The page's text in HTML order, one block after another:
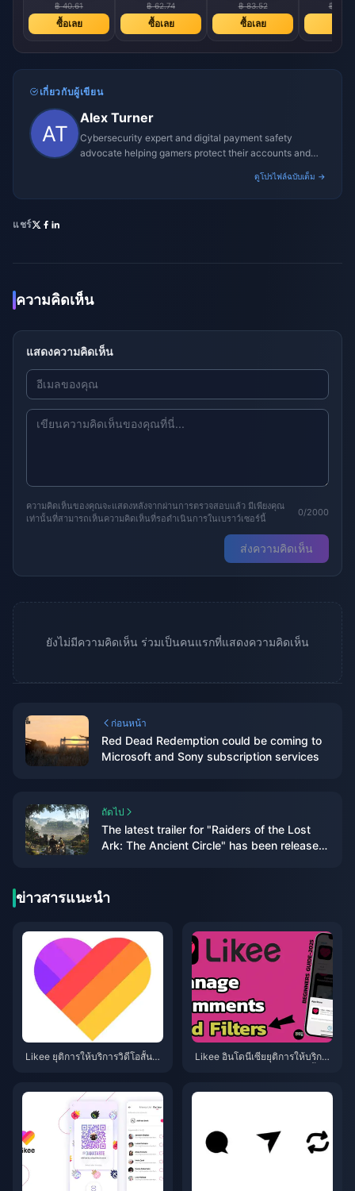
฿ 40.61
ซื้อเลย
฿ 62.74
ซื้อเลย
฿ 83.52
ซื้อเลย
฿
เกี่ยวกับผู้เขียน
Alex Turner
Cybersecurity expert and digital payment safety
advocate helping gamers protect their accounts and
ดูโปรไฟล์ฉบับเต็ม →
แชร์
ความคิดเห็น
แสดงความคิดเห็น
ความคิดเห็นของคุณจะแสดงหลังจากผ่านการตรวจสอบแล้ว มีเพียงคุณ
เท่านั้นที่สามารถเห็นความคิดเห็นที่รอดำเนินการในเบราว์เซอร์นี้
0/2000
ส่งความคิดเห็น
ยังไม่มีความคิดเห็น ร่วมเป็นคนแรกที่แสดงความคิดเห็น
ก่อนหน้า
Red Dead Redemption could be coming to
Microsoft and Sony subscription services
ถัดไป
The latest trailer for "Raiders of the Lost
Ark: The Ancient Circle" has been released
ข่าวสารแนะนำ
Likee ยุติการให้บริการวิดีโอสั้นใน
ไป
Likee อินโดนีเซียยุติการให้บริการ